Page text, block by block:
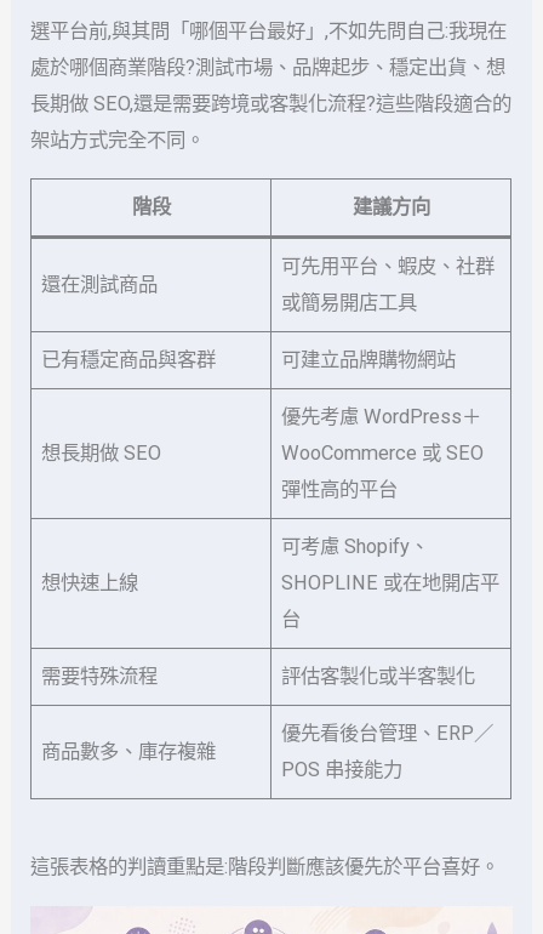
選平台前,與其問「哪個平台最好」,不如先問自己:我現在
處於哪個商業階段?測試市場、品牌起步、穩定出貨、想
長期做 SEO,還是需要跨境或客製化流程?這些階段適合的
架站方式完全不同。
階段 建議方向
還在測試商品
可先用平台、蝦皮、社群
或簡易開店工具
已有穩定商品與客群 可建立品牌購物網站
想長期做 SEO
優先考慮 WordPress＋
WooCommerce 或 SEO
彈性高的平台
想快速上線
可考慮 Shopify、
SHOPLINE 或在地開店平
台
需要特殊流程 評估客製化或半客製化
商品數多、庫存複雜
優先看後台管理、ERP／
POS 串接能力
這張表格的判讀重點是:階段判斷應該優先於平台喜好。